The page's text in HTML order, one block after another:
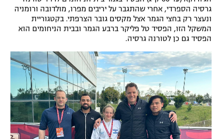
מדיניות פרטיות
תקנון פעילות ספורט 1
רשיון להקרנה פומבית לבית עסק
הצטרפות לחבילת הערוצים
לוח דרושים – ג'ובנט
אומנויות לחימה
גיימינג E-Sports
גרסיה הספרדי, אחרי שהתגבר על יריבים מפרו, מולדובה ורומניה
ונעצר רק בחצי הגמר אצל מקסים גובר הצרפתי. בקטגוריית
המשקל הזו, הפסיד טל פליקר ברבע הגמר ובבית הניחומים הוא
הפסיד גם כן לטורנה גרסיה.